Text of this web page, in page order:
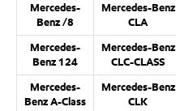
Mercedes-
Benz /8
Mercedes-Benz
CLA
Mercedes-
Benz 124
Mercedes-Benz
CLC-CLASS
Mercedes-
Benz A-Class
Mercedes-Benz
CLK